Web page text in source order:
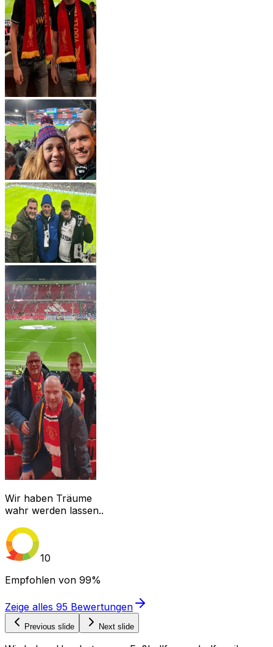
Wir haben Träume
wahr werden lassen..
10
Empfohlen von 99%
Zeige alles 95 Bewertungen
Previous slide Next slide